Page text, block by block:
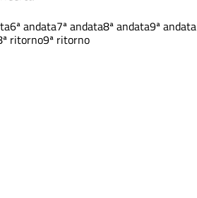
6ª andata7ª andata8ª andata9ª andata
ritorno9ª ritorno